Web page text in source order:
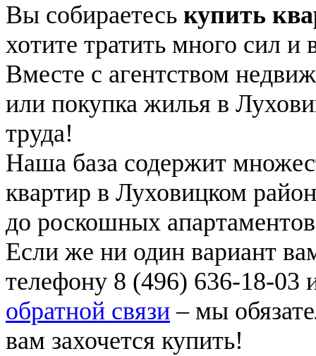
Вы собираетесь купить
хотите тратить много сил и
Вместе с агентством
или покупка жилья в
труда!
Наша база содержит
квартир в Луховицком
до роскошных
Если же ни один вариант
телефону 8 (496) 636-18-03
обратной связи – мы
вам захочется купить!